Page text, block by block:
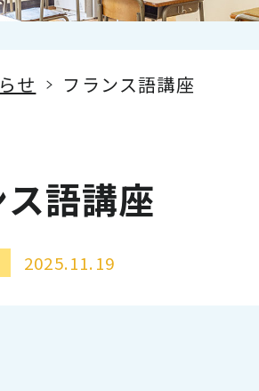
せ フランス語講座
語講座
2025.11.19